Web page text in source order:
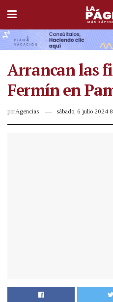
Arrancan las
Fermín en
porAgencias sábado, 6 julio 2024